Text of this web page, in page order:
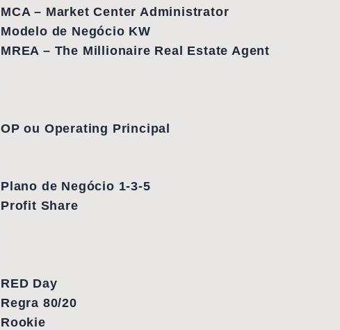
MCA – Market Center Administrator
Modelo de Negócio KW
MREA – The Millionaire Real Estate Agent
OP ou Operating Principal
Plano de Negócio 1-3-5
Profit Share
RED Day
Regra 80/20
Rookie